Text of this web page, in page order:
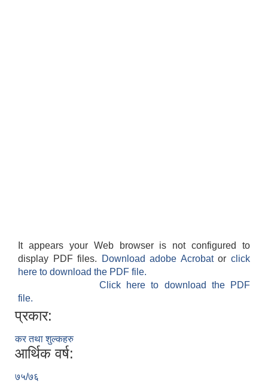
It appears your Web browser is not configured to
display PDF files.
Download adobe Acrobatorclick
here to download the PDF file.
Click here to download the PDF
file.
प्रकार:
कर तथा शुल्कहरु
आर्थिक वर्ष:
७५/७६